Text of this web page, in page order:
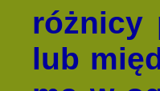
różnicy
lub